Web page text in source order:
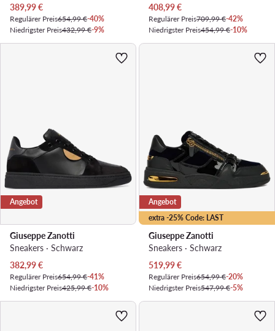
Aktueller Preis
389,99€
Regulärer Preis654,99 €-40%
Niedrigster Preis432,99 €-9%
Aktueller Preis
408,99€
Regulärer Preis709,99 €-42%
Niedrigster Preis454,99 €-10%
Angebot
Giuseppe Zanotti
Sneakers · Schwarz
Aktueller Preis
382,99€
Regulärer Preis654,99 €-41%
Niedrigster Preis425,99 €-10%
extra -25% Code: LAST
Angebot
Giuseppe Zanotti
Sneakers · Schwarz
Aktueller Preis
519,99€
Regulärer Preis654,99 €-20%
Niedrigster Preis547,99 €-5%